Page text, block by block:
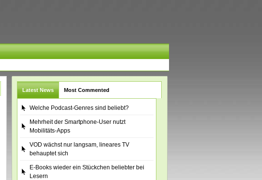
Latest News Most Commented
Welche Podcast-Genres sind beliebt?
Mehrheit der Smartphone-User nutzt
Mobilitäts-Apps
VOD wächst nur langsam, lineares TV
behauptet sich
E-Books wieder ein Stückchen beliebter bei
Lesern